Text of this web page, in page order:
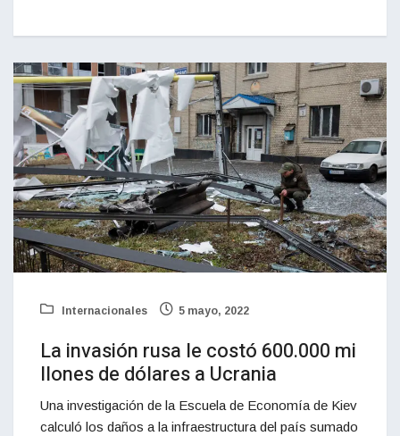
Internacionales 5 mayo, 2022
La invasión rusa le costó 600.000 mi
llones de dólares a Ucrania
Una investigación de la Escuela de Economía de Kiev
calculó los daños a la infraestructura del país sumado